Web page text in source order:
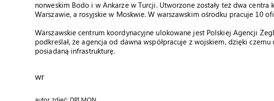
norweskim Bodo i w Ankarze w Turcji. Utworzone zostały też dwa
Warszawie, a rosyjskie w Moskwie. W warszawskim ośrodku pracuje 10
Warszawskie centrum koordynacyjne ulokowane jest Polskiej Agencji
podkreślał, że agencja od dawna współpracuje z wojskiem, dzięki
posiadaną infrastrukturę.
wr
autor zdjęć: DPI MON